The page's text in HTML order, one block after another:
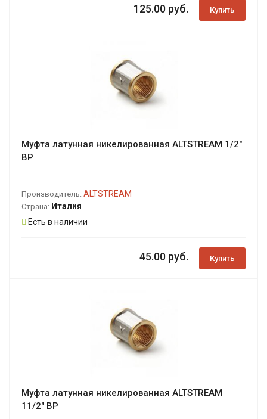
125.00 руб. Купить
Муфта латунная никелированная ALTSTREAM 1/2"
ВР
Производитель: ALTSTREAM
Страна: Италия
Есть в наличии
45.00 руб. Купить
Муфта латунная никелированная ALTSTREAM
11/2" ВР